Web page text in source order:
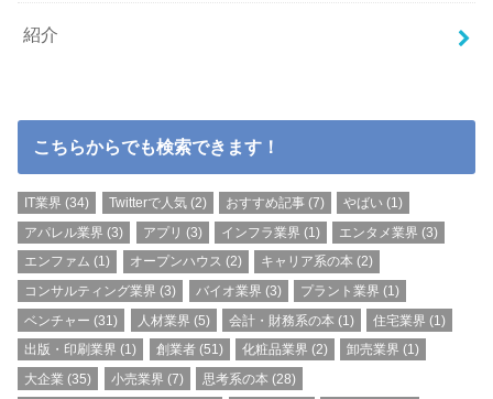
紹介
こちらからでも検索できます！
IT業界 (34) Twitterで人気(2) おすすめ記事(7) やばい (1)
アパレル業界 (3) アプリ (3) インフラ業界 (1) エンタメ業界 (3)
エンファム (1) オープンハウス (2) キャリア系の本 (2)
コンサルティング業界 (3) バイオ業界 (3) プラント業界 (1)
ベンチャー (31) 人材業界 (5) 会計・財務系の本 (1) 住宅業界 (1)
出版・印刷業界 (1) 創業者(51) 化粧品業界 (2) 卸売業界 (1)
大企業 (35) 小売業界 (7) 思考系の本 (28)